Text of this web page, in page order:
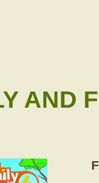
AND